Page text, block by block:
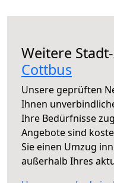
Weitere
Cottbus
Unsere geprüften
Ihnen
Ihre Bedürfnisse
Angebote sind
Sie einen Umzug
außerhalb Ihres